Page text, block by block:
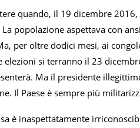
quando, il 19 dicembre
popolazione aspettava con
per oltre dodici mesi, ai
si terranno il 23
Ma il presidente
Il Paese è sempre più
è inaspettatamente